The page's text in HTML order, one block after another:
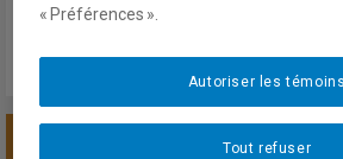
« Préférences ».
Tout refuser
Autoriser les témoins